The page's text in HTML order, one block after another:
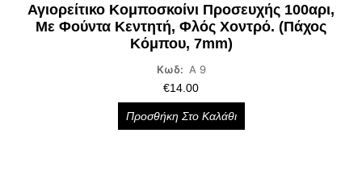
Αγιορείτικο Κομποσκοίνι Προσευχής 100αρι,
Με Φούντα Κεντητή, Φλός Χοντρό. (πάχος
Κόμπου, 7mm)
Κωδ: Α 9
€14.00
Προσθήκη Στο Καλάθι